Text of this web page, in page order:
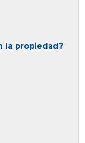
la propiedad?